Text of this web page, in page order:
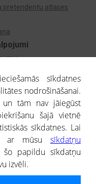
pretendentu atlases
sīkdatnes
nodrošināšanai.
un tām nav jāiegūst
šajā vietnē
sīkdatnes. Lai
ar mūsu sīkdatņu
papildu sīkdatņu
izvēli.